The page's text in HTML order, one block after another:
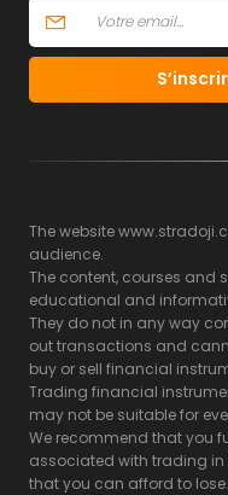
The website
audience.
The content, courses and
educational and
They do not in any way
out transactions and
buy or sell financial
Trading financial
may not be suitable for
We recommend that you
associated with trading in
that you can afford to lose.